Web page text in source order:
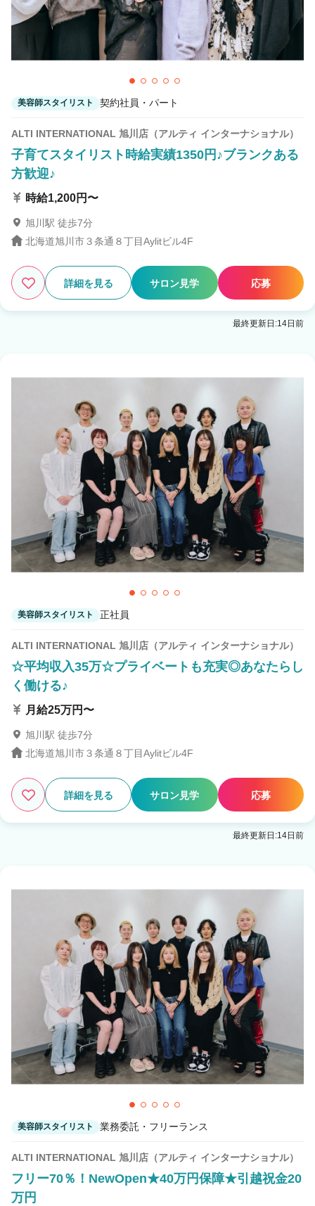
美容師スタイリスト 契約社員・パート
ALTI INTERNATIONAL 旭川店（アルティ インターナショナル）
子育てスタイリスト時給実績1350円♪ブランクある
方歓迎♪
時給1,200円〜
旭川駅 徒歩7分
北海道旭川市３条通８丁目Aylitビル4F
詳細を見る サロン見学 応募
最終更新日:14日前
美容師スタイリスト 正社員
ALTI INTERNATIONAL 旭川店（アルティ インターナショナル）
☆平均収入35万☆プライベートも充実◎あなたらし
く働ける♪
月給25万円〜
旭川駅 徒歩7分
北海道旭川市３条通８丁目Aylitビル4F
詳細を見る サロン見学 応募
最終更新日:14日前
美容師スタイリスト 業務委託・フリーランス
ALTI INTERNATIONAL 旭川店（アルティ インターナショナル）
フリー70％！NewOpen★40万円保障★引越祝金20
万円